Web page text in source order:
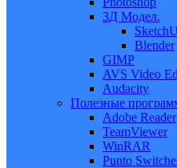
3Д Модел.
Blender
GIMP
AVS Video
Audacity
Полезные
Adobe Reader
TeamViewer
WinRAR
Punto